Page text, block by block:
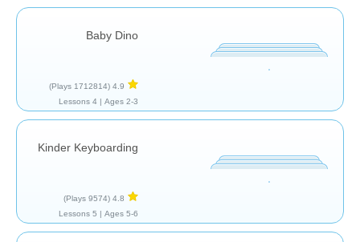
Baby Dino
4.9
(1712814 Plays)
Ages 2-3 |
4 Lessons
Kinder Keyboarding
4.8
(9574 Plays)
Ages 5-6 |
5 Lessons